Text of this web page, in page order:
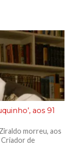
aos 91
morreu, aos
Criador de